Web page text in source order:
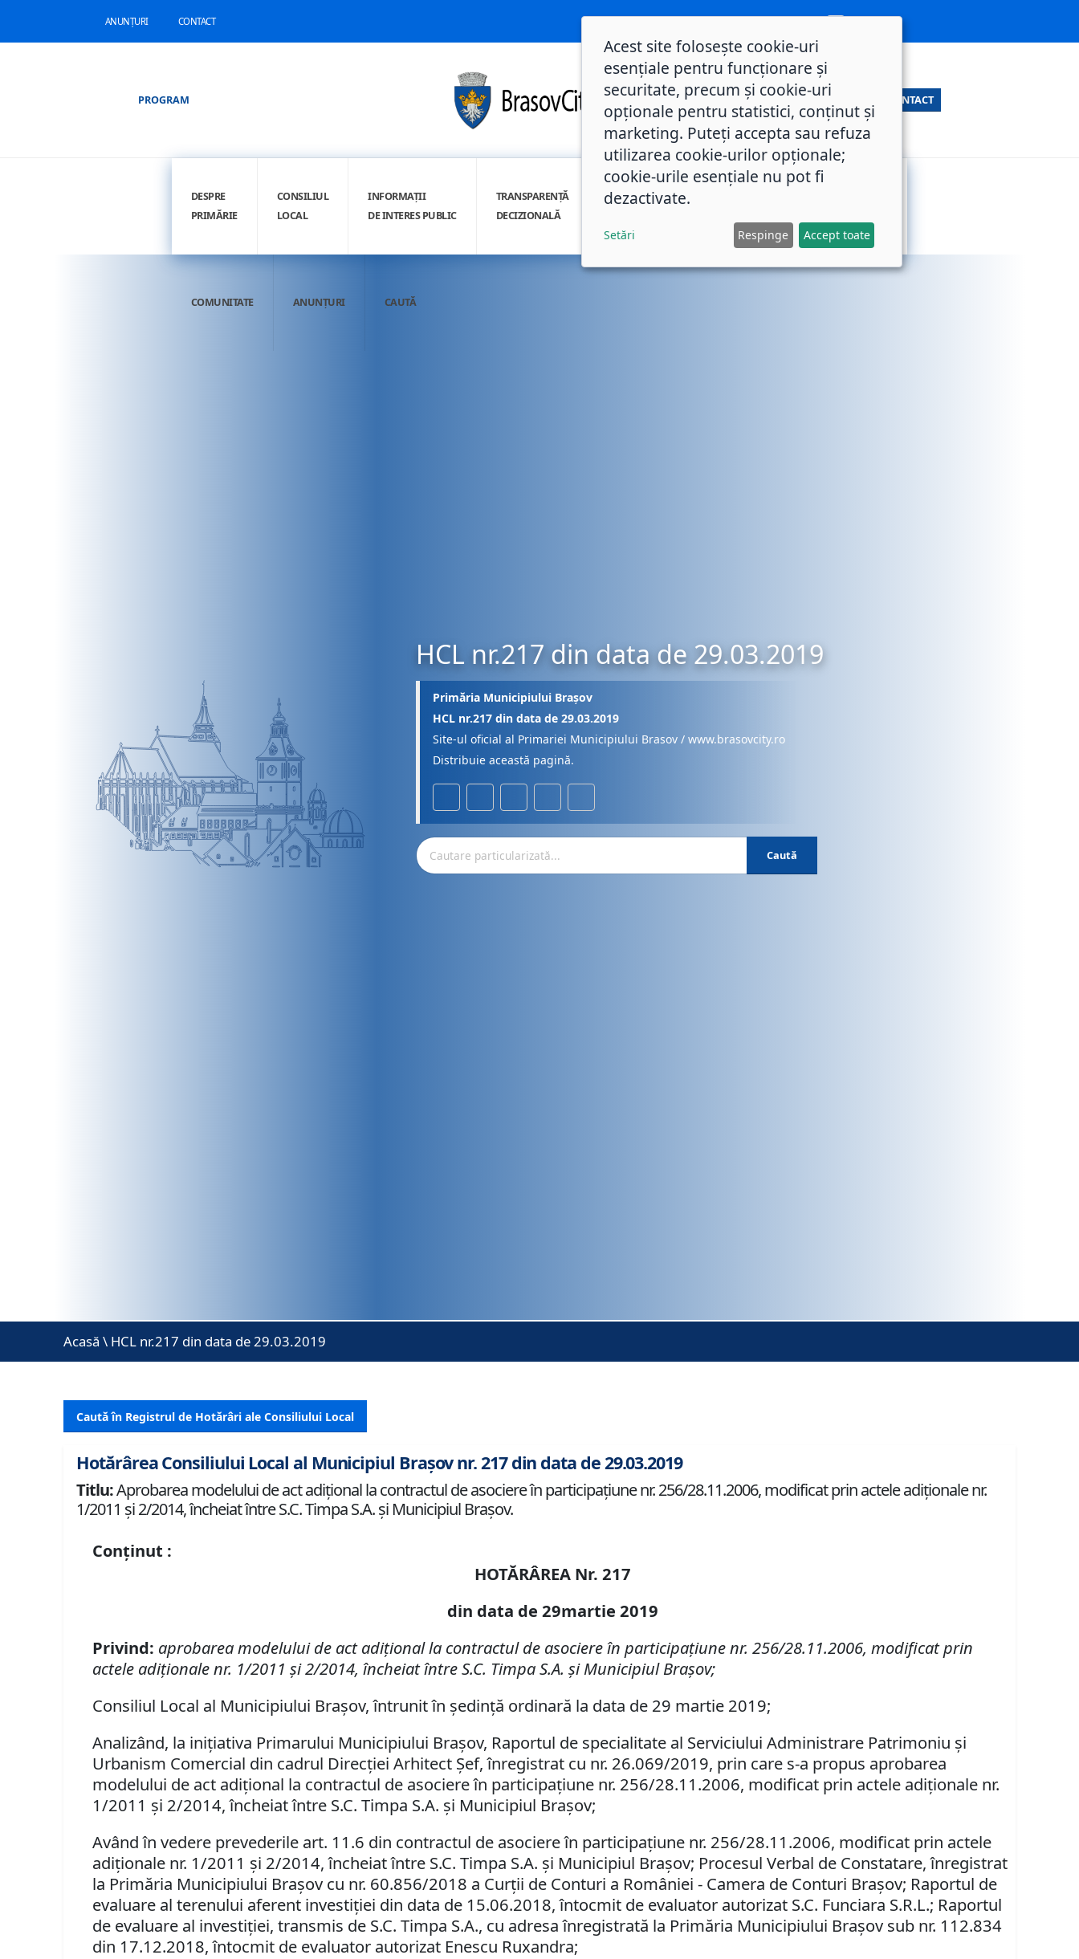
ANUNȚURI CONTACT
PROGRAM CONTACT
DESPRE
PRIMĂRIE
CONSILIUL
LOCAL
INFORMAȚII
DE INTERES PUBLIC
TRANSPARENȚĂ
DECIZIONALĂ
INTEGRITATE
COMUNITATE ANUNȚURI CAUTĂ
HCL nr.217 din data de 29.03.2019
Primăria Municipiului Brașov
HCL nr.217 din data de 29.03.2019
Site-ul oficial al Primariei Municipiului Brasov / www.brasovcity.ro
Distribuie această pagină.
Caută
Acasă \ HCL nr.217 din data de 29.03.2019
Caută în Registrul de Hotărâri ale Consiliului Local
Hotărârea Consiliului Local al Municipiul Brașov nr. 217 din data de 29.03.2019
Titlu:Aprobarea modelului de act adiţional la contractul de asociere în participaţiune nr. 256/28.11.2006, modificat prin actele adiţionale nr.
1/2011 şi 2/2014, încheiat între S.C. Timpa S.A. şi Municipiul Braşov.
Conținut :
HOTĂRÂREA Nr. 217
din data de 29martie 2019
Privind: aprobarea modelului de act adiţional la contractul de asociere în participaţiune nr. 256/28.11.2006, modificat prin
actele adiţionale nr. 1/2011 şi 2/2014, încheiat între S.C. Timpa S.A. şi Municipiul Braşov;
Consiliul Local al Municipiului Braşov, întrunit în şedinţă ordinară la data de 29 martie 2019;
Analizând, la iniţiativa Primarului Municipiului Braşov, Raportul de specialitate al Serviciului Administrare Patrimoniu şi
Urbanism Comercial din cadrul Direcţiei Arhitect Şef, înregistrat cu nr. 26.069/2019, prin care s-a propus aprobarea
modelului de act adiţional la contractul de asociere în participaţiune nr. 256/28.11.2006, modificat prin actele adiţionale nr.
1/2011 şi 2/2014, încheiat între S.C. Timpa S.A. şi Municipiul Braşov;
Având în vedere prevederile art. 11.6 din contractul de asociere în participaţiune nr. 256/28.11.2006, modificat prin actele
adiţionale nr. 1/2011 şi 2/2014, încheiat între S.C. Timpa S.A. şi Municipiul Braşov; Procesul Verbal de Constatare, înregistrat
la Primăria Municipiului Braşov cu nr. 60.856/2018 a Curţii de Conturi a României - Camera de Conturi Braşov; Raportul de
evaluare al terenului aferent investiţiei din data de 15.06.2018, întocmit de evaluator autorizat S.C. Funciara S.R.L.; Raportul
de evaluare al investiţiei, transmis de S.C. Timpa S.A., cu adresa înregistrată la Primăria Municipiului Braşov sub nr. 112.834
din 17.12.2018, întocmit de evaluator autorizat Enescu Ruxandra;
Acest site folosește cookie-uri
esențiale pentru funcționare și
securitate, precum și cookie-uri
opționale pentru statistici, conținut și
marketing. Puteți accepta sau refuza
utilizarea cookie-urilor opționale;
cookie-urile esențiale nu pot fi
dezactivate.
Setări Respinge Accept toate